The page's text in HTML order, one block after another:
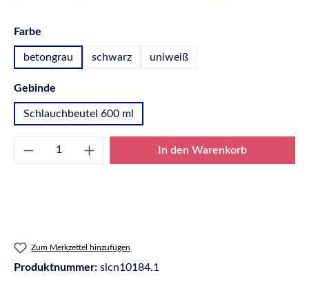
Farbe
betongrau schwarz uniweiß
Gebinde
Schlauchbeutel 600 ml
Produkt Anzahl: Gib den gewünschten
In den Warenkorb
Zum Merkzettel hinzufügen
Produktnummer: slcn10184.1